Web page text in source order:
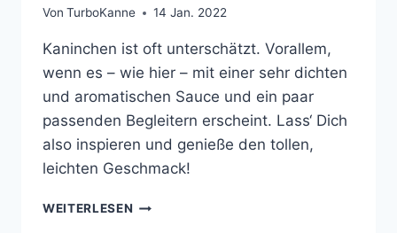
Von TurboKanne 14 Jan. 2022
Kaninchen ist oft unterschätzt. Vorallem,
wenn es – wie hier – mit einer sehr dichten
und aromatischen Sauce und ein paar
passenden Begleitern erscheint. Lass‘ Dich
also inspieren und genieße den tollen,
leichten Geschmack!
WEITERLESEN KANINCHENRÜCKEN